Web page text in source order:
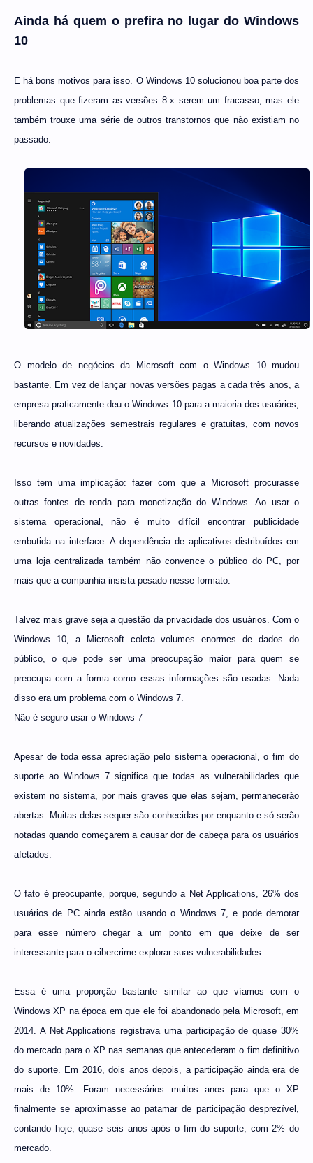
Ainda há quem o prefira no lugar do Windows
10
E há bons motivos para isso. O Windows 10 solucionou boa parte dos
problemas que fizeram as versões 8.x serem um fracasso, mas ele
também trouxe uma série de outros transtornos que não existiam no
passado.
O modelo de negócios da Microsoft com o Windows 10 mudou
bastante. Em vez de lançar novas versões pagas a cada três anos, a
empresa praticamente deu o Windows 10 para a maioria dos usuários,
liberando atualizações semestrais regulares e gratuitas, com novos
recursos e novidades.
Isso tem uma implicação: fazer com que a Microsoft procurasse
outras fontes de renda para monetização do Windows. Ao usar o
sistema operacional, não é muito difícil encontrar publicidade
embutida na interface. A dependência de aplicativos distribuídos em
uma loja centralizada também não convence o público do PC, por
mais que a companhia insista pesado nesse formato.
Talvez mais grave seja a questão da privacidade dos usuários. Com o
Windows 10, a Microsoft coleta volumes enormes de dados do
público, o que pode ser uma preocupação maior para quem se
preocupa com a forma como essas informações são usadas. Nada
disso era um problema com o Windows 7.
Não é seguro usar o Windows 7
Apesar de toda essa apreciação pelo sistema operacional, o fim do
suporte ao Windows 7 significa que todas as vulnerabilidades que
existem no sistema, por mais graves que elas sejam, permanecerão
abertas. Muitas delas sequer são conhecidas por enquanto e só serão
notadas quando começarem a causar dor de cabeça para os usuários
afetados.
O fato é preocupante, porque, segundo a Net Applications, 26% dos
usuários de PC ainda estão usando o Windows 7, e pode demorar
para esse número chegar a um ponto em que deixe de ser
interessante para o cibercrime explorar suas vulnerabilidades.
Essa é uma proporção bastante similar ao que víamos com o
Windows XP na época em que ele foi abandonado pela Microsoft, em
2014. A Net Applications registrava uma participação de quase 30%
do mercado para o XP nas semanas que antecederam o fim definitivo
do suporte. Em 2016, dois anos depois, a participação ainda era de
mais de 10%. Foram necessários muitos anos para que o XP
finalmente se aproximasse ao patamar de participação desprezível,
contando hoje, quase seis anos após o fim do suporte, com 2% do
mercado.